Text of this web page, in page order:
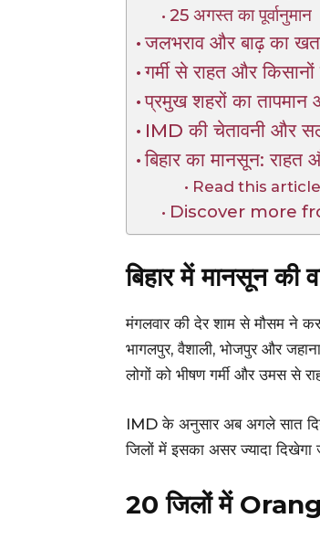
25 अगस्त का पूर्वानुमान
जलभराव और बाढ़ का
गर्मी से राहत और किसानों
प्रमुख शहरों का
IMD की चेतावनी और
बिहार का मानसून: राहत
Read this
Discover more
बिहार में मानसून की
मंगलवार की देर शाम से मौसम ने
भागलपुर, वैशाली, भोजपुर और
लोगों को भीषण गर्मी और उमस से
IMD के अनुसार अब अगले सात दिनों
जिलों में इसका असर ज्यादा दिखेगा
20 जिलों में